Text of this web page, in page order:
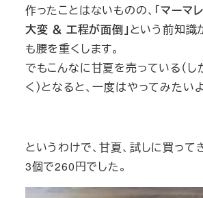
作ったことはないものの、 「マーマ
大変 ＆ 工程が面倒」という前知識
も腰を重くします。
でもこんなに甘夏を売っている（
く）となると、一度はやってみたい
というわけで、甘夏、試しに買って
3個で260円でした。